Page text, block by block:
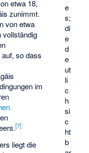
e
s;
di
e
d
e
ut
li
c
h
si
c
ht
b
etwa 18,
zunimmt.
von etwa
vollständig
so dass
im
[7]
liegt die